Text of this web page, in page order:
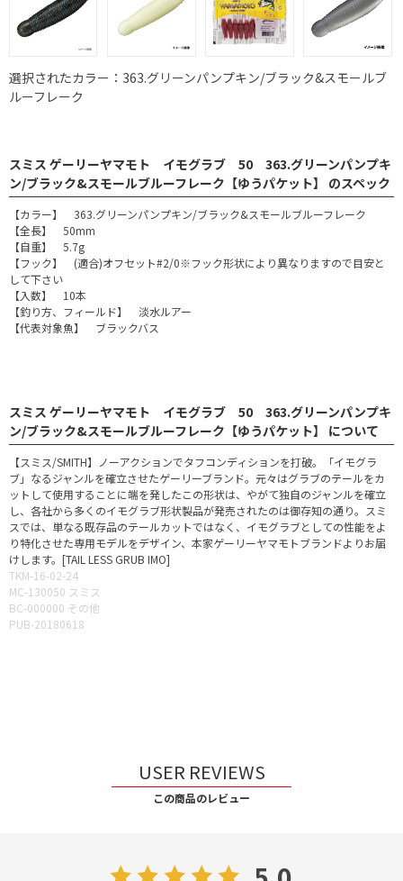
選択されたカラー：363.グリーンパンプキン/ブラック&スモールブ
ルーフレーク
スミス ゲーリーヤマモト イモグラブ 50 363.グリーンパンプキ
ン/ブラック&スモールブルーフレーク【ゆうパケット】 のスペック
【カラー】 363.グリーンパンプキン/ブラック&スモールブルーフレーク
【全長】 50mm
【自重】 5.7g
【フック】 (適合)オフセット#2/0※フック形状により異なりますので目安と
して下さい
【入数】 10本
【釣り方、フィールド】 淡水ルアー
【代表対象魚】 ブラックバス
スミス ゲーリーヤマモト イモグラブ 50 363.グリーンパンプキ
ン/ブラック&スモールブルーフレーク【ゆうパケット】 について
【スミス/SMITH】ノーアクションでタフコンディションを打破。「イモグラ
ブ」なるジャンルを確立させたゲーリーブランド。元々はグラブのテールをカ
ットして使用することに端を発したこの形状は、やがて独自のジャンルを確立
し、各社から多くのイモグラブ形状製品が発売されたのは御存知の通り。スミ
スでは、単なる既存品のテールカットではなく、イモグラブとしての性能をよ
り特化させた専用モデルをデザイン、本家ゲーリーヤマモトブランドよりお届
けします。[TAIL LESS GRUB IMO]
TKM-16-02-24
MC-130050 スミス
BC-000000 その他
PUB-20180618
USER REVIEWS
この商品のレビュー